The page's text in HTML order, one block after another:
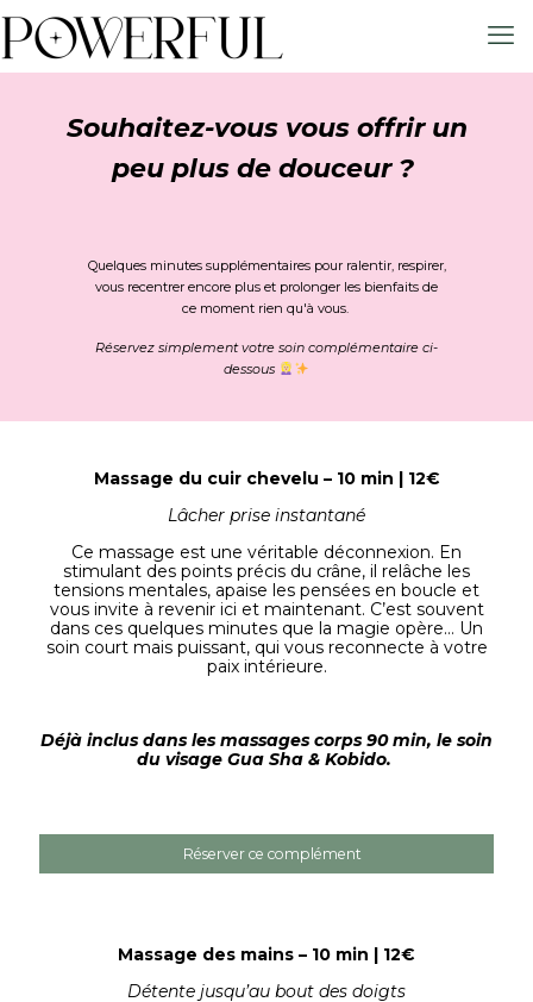
Souhaitez-vous vous offrir un
peu plus de douceur ?
Quelques minutes supplémentaires pour ralentir, respirer,
vous recentrer encore plus et prolonger les bienfaits de
ce moment rien qu'à vous.
Réservez simplement votre soin complémentaire ci-
dessous
Massage du cuir chevelu – 10 min | 12€
Lâcher prise instantané
Ce massage est une véritable déconnexion. En
stimulant des points précis du crâne, il relâche les
tensions mentales, apaise les pensées en boucle et
vous invite à revenir ici et maintenant. C’est souvent
dans ces quelques minutes que la magie opère… Un
soin court mais puissant, qui vous reconnecte à votre
paix intérieure.
Déjà inclus dans les massages corps 90 min, le soin
du visage Gua Sha & Kobido.
Réserver ce complément
Massage des mains – 10 min | 12€
Détente jusqu’au bout des doigts